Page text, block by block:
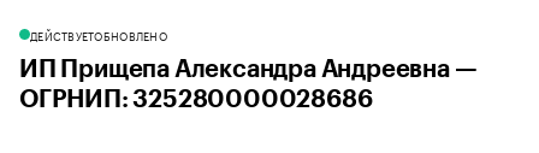
ДЕЙСТВУЕТОБНОВЛЕНО
ИП Прищепа Александра Андреевна —
ОГРНИП: 325280000028686